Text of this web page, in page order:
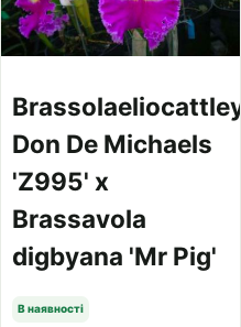
Don De Michaels
'Z995' x
Brassavola
digbyana 'Mr Pig'
В наявності